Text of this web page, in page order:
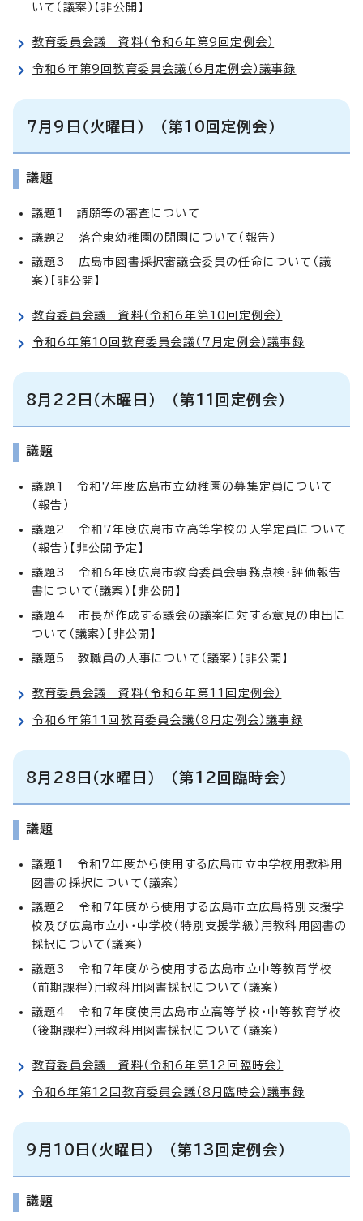
いて（議案）【非公開】
教育委員会議 資料（令和6年第9回定例会）
令和6年第9回教育委員会議（6月定例会）議事録
7月9日（火曜日） （第10回定例会）
議題
議題1 請願等の審査について
議題2 落合東幼稚園の閉園について（報告）
議題3 広島市図書採択審議会委員の任命について（議
案）【非公開】
教育委員会議 資料（令和6年第10回定例会）
令和6年第10回教育委員会議（7月定例会）議事録
8月22日（木曜日） （第11回定例会）
議題
議題1 令和7年度広島市立幼稚園の募集定員について
（報告）
議題2 令和7年度広島市立高等学校の入学定員について
（報告）【非公開予定】
議題3 令和6年度広島市教育委員会事務点検・評価報告
書について（議案）【非公開】
議題4 市長が作成する議会の議案に対する意見の申出に
ついて（議案）【非公開】
議題5 教職員の人事について（議案）【非公開】
教育委員会議 資料（令和6年第11回定例会）
令和6年第11回教育委員会議（8月定例会）議事録
8月28日（水曜日） （第12回臨時会）
議題
議題1 令和7年度から使用する広島市立中学校用教科用
図書の採択について（議案）
議題2 令和7年度から使用する広島市立広島特別支援学
校及び広島市立小・中学校（特別支援学級）用教科用図書の
採択について（議案）
議題3 令和7年度から使用する広島市立中等教育学校
（前期課程）用教科用図書採択について（議案）
議題4 令和7年度使用広島市立高等学校・中等教育学校
（後期課程）用教科用図書採択について（議案）
教育委員会議 資料（令和6年第12回臨時会）
令和6年第12回教育委員会議（8月臨時会）議事録
9月10日（火曜日） （第13回定例会）
議題